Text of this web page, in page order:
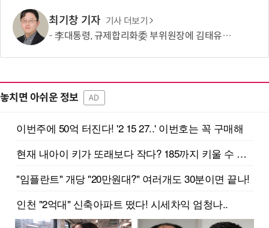
최기창 기자 기사 더보기
李대통령, 규제합리화委 부위원장에 김태유 서울대 공대 교수 위촉
놓치면 아쉬운 정보 AD